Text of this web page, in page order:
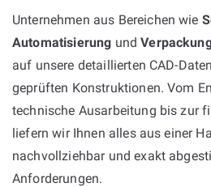
Unternehmen aus Bereichen wie
Automatisierung und
auf unsere detaillierten CAD-
geprüften Konstruktionen. Vom
technische Ausarbeitung bis zur
liefern wir Ihnen alles aus einer
nachvollziehbar und exakt
Anforderungen.